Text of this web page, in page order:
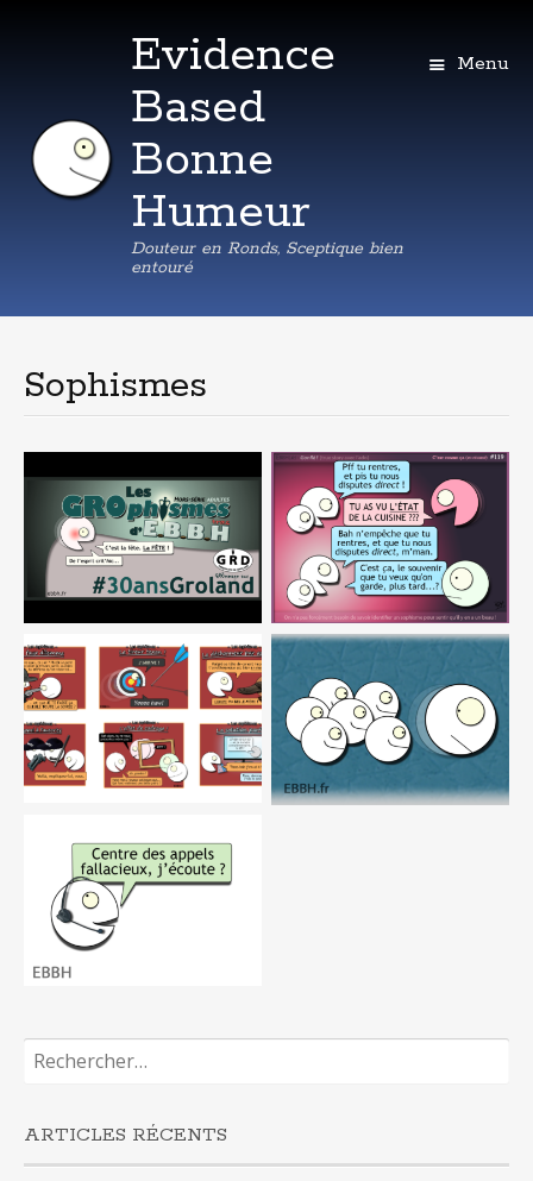
Evidence
Based
Bonne
Humeur
Douteur en Ronds, Sceptique bien
entouré
Menu
principal
Sophismes
Rechercher :
ARTICLES RÉCENTS